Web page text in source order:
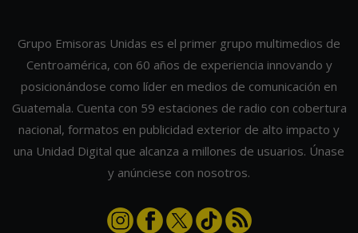
Grupo Emisoras Unidas es el primer grupo multimedios de
Centroamérica, con 60 años de experiencia innovando y
posicionándose como líder en medios de comunicación en
Guatemala. Cuenta con 59 estaciones de radio con cobertura
nacional, formatos en publicidad exterior de alto impacto y
una Unidad Digital que alcanza a millones de usuarios. Únase
y anúnciese con nosotros.